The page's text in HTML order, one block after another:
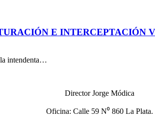
E
intendenta…
Director Jorge Módica
Oficina: Calle 59 N⁰ 860 La Plata.